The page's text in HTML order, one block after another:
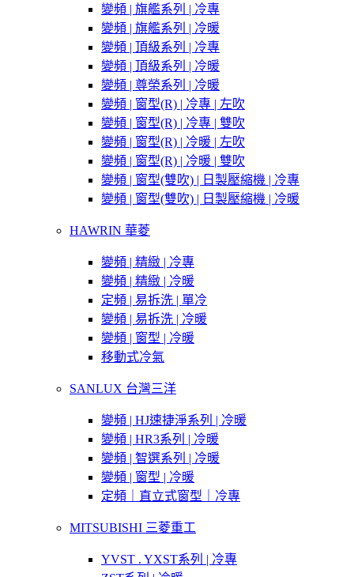
變頻 | 旗艦系列 | 冷專
變頻 | 旗艦系列 | 冷暖
變頻 | 頂級系列 | 冷專
變頻 | 頂級系列 | 冷暖
變頻 | 尊榮系列 | 冷暖
變頻 | 窗型(R) | 冷專 | 左吹
變頻 | 窗型(R) | 冷專 | 雙吹
變頻 | 窗型(R) | 冷暖 | 左吹
變頻 | 窗型(R) | 冷暖 | 雙吹
變頻 | 窗型(雙吹) | 日製壓縮機 | 冷專
變頻 | 窗型(雙吹) | 日製壓縮機 | 冷暖
HAWRIN 華菱
變頻 | 精緻 | 冷專
變頻 | 精緻 | 冷暖
定頻 | 易拆洗 | 單冷
變頻 | 易拆洗 | 冷暖
變頻 | 窗型 | 冷暖
移動式冷氣
SANLUX 台灣三洋
變頻 | HJ速捷淨系列 | 冷暖
變頻 | HR3系列 | 冷暖
變頻 | 智選系列 | 冷暖
變頻 | 窗型 | 冷暖
定頻｜直立式窗型｜冷專
MITSUBISHI 三菱重工
YVST . YXST系列 | 冷專